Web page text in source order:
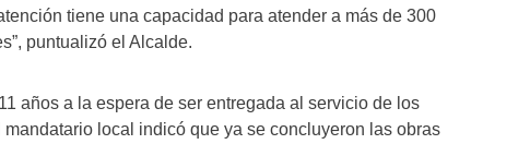
tiene una capacidad para atender a más de 300
puntualizó el Alcalde.
años a la espera de ser entregada al servicio de los
local indicó que ya se concluyeron las obras